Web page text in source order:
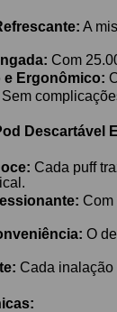
A
Com
e Ergonômico:
Sem
Descartável
Cada puff
Com
O
Cada inalação